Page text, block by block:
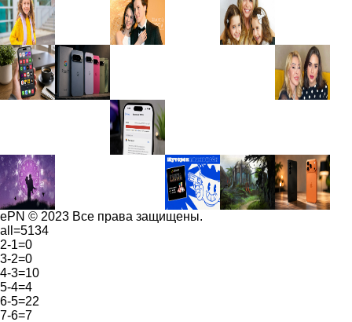
ePN © 2023 Все права защищены.
all=5134
2-1=0
3-2=0
4-3=10
5-4=4
6-5=22
7-6=7